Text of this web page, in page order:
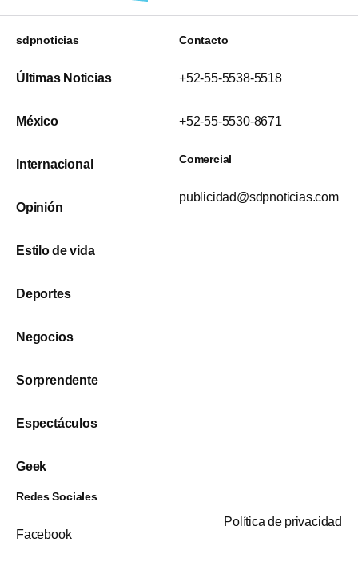
sdpnoticias
Últimas Noticias
México
Internacional
Opinión
Estilo de vida
Deportes
Negocios
Sorprendente
Espectáculos
Geek
Contacto
+52-55-5538-5518
+52-55-5530-8671
Comercial
publicidad@sdpnoticias.com
Redes Sociales
Facebook
Política de privacidad